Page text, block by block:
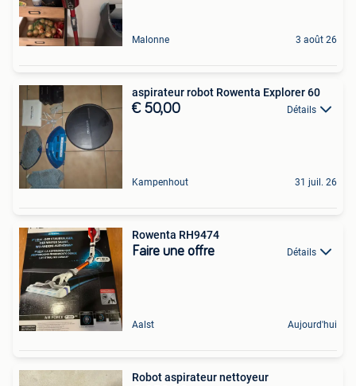
Malonne 3 août 26
aspirateur robot Rowenta Explorer 60
€ 50,00 Détails
Kampenhout 31 juil. 26
Rowenta RH9474
Faire une offre Détails
Aalst Aujourd'hui
Robot aspirateur nettoyeur